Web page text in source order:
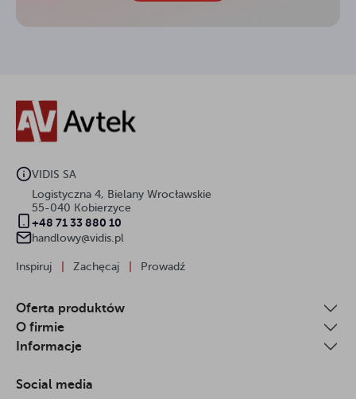
VIDIS SA
Logistyczna 4, Bielany Wrocławskie
55-040 Kobierzyce
+48 71 33 880 10
handlowy@vidis.pl
Inspiruj Zachęcaj Prowadź
Oferta produktów
O firmie
Informacje
Social media